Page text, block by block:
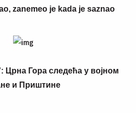
zanemeo je kada je saznao
Црна Гора следећа у војном
и Приштине